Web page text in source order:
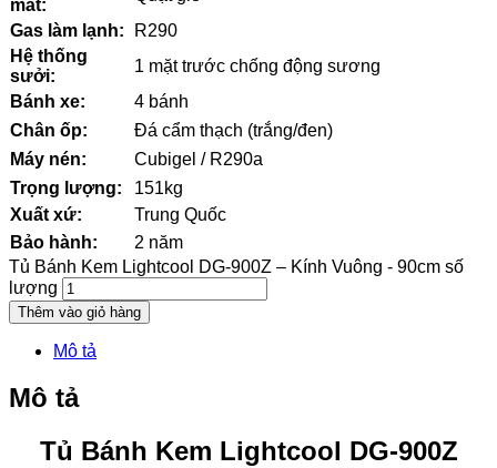
mát:
Gas làm lạnh:
R290
Hệ thống
sưởi:
1 mặt trước chống động sương
Bánh xe:
4 bánh
Chân ốp:
Đá cẩm thạch (trắng/đen)
Máy nén:
Cubigel / R290a
Trọng lượng:
151kg
Xuất xứ:
Trung Quốc
Bảo hành:
2 năm
Tủ Bánh Kem Lightcool DG-900Z – Kính Vuông - 90cm số
lượng
Thêm vào giỏ hàng
Mô tả
Mô tả
Tủ Bánh Kem Lightcool DG-900Z